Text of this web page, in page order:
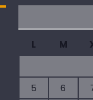
L M
5
6